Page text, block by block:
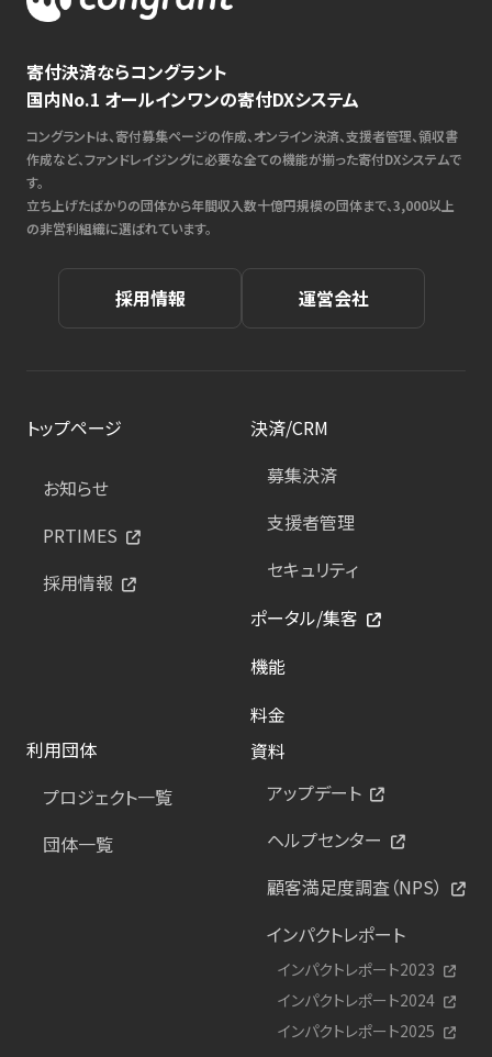
寄付決済ならコングラント
国内No.1 オールインワンの寄付DXシステム
コングラントは、寄付募集ページの作成、オンライン決済、支援者管理、領収書
作成など、ファンドレイジングに必要な全ての機能が揃った寄付DXシステムで
す。
立ち上げたばかりの団体から年間収入数十億円規模の団体まで、3,000以上
の非営利組織に選ばれています。
採用情報 運営会社
トップページ
お知らせ
PRTIMES
採用情報
決済/CRM
募集決済
支援者管理
セキュリティ
ポータル/集客
機能
料金
利用団体
プロジェクト一覧
団体一覧
資料
アップデート
ヘルプセンター
顧客満足度調査（NPS）
インパクトレポート
インパクトレポート2023
インパクトレポート2024
インパクトレポート2025